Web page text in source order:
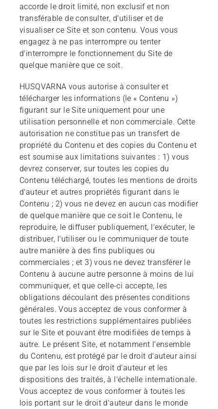
accorde le droit limité, non exclusif et non
transférable de consulter, d'utiliser et de
visualiser ce Site et son contenu. Vous vous
engagez à ne pas interrompre ou tenter
d'interrompre le fonctionnement du Site de
quelque manière que ce soit.
HUSQVARNA vous autorise à consulter et
télécharger les informations (le « Contenu »)
figurant sur le Site uniquement pour une
utilisation personnelle et non commerciale. Cette
autorisation ne constitue pas un transfert de
propriété du Contenu et des copies du Contenu et
est soumise aux limitations suivantes : 1) vous
devrez conserver, sur toutes les copies du
Contenu téléchargé, toutes les mentions de droits
d'auteur et autres propriétés figurant dans le
Contenu ; 2) vous ne devez en aucun cas modifier
de quelque manière que ce soit le Contenu, le
reproduire, le diffuser publiquement, l'exécuter, le
distribuer, l'utiliser ou le communiquer de toute
autre manière à des fins publiques ou
commerciales ; et 3) vous ne devez transférer le
Contenu à aucune autre personne à moins de lui
communiquer, et que celle-ci accepte, les
obligations découlant des présentes conditions
générales. Vous acceptez de vous conformer à
toutes les restrictions supplémentaires publiées
sur le Site et pouvant être modifiées de temps à
autre. Le présent Site, et notamment l'ensemble
du Contenu, est protégé par le droit d'auteur ainsi
que par les lois sur le droit d'auteur et les
dispositions des traités, à l'échelle internationale.
Vous acceptez de vous conformer à toutes les
lois portant sur le droit d'auteur dans le monde